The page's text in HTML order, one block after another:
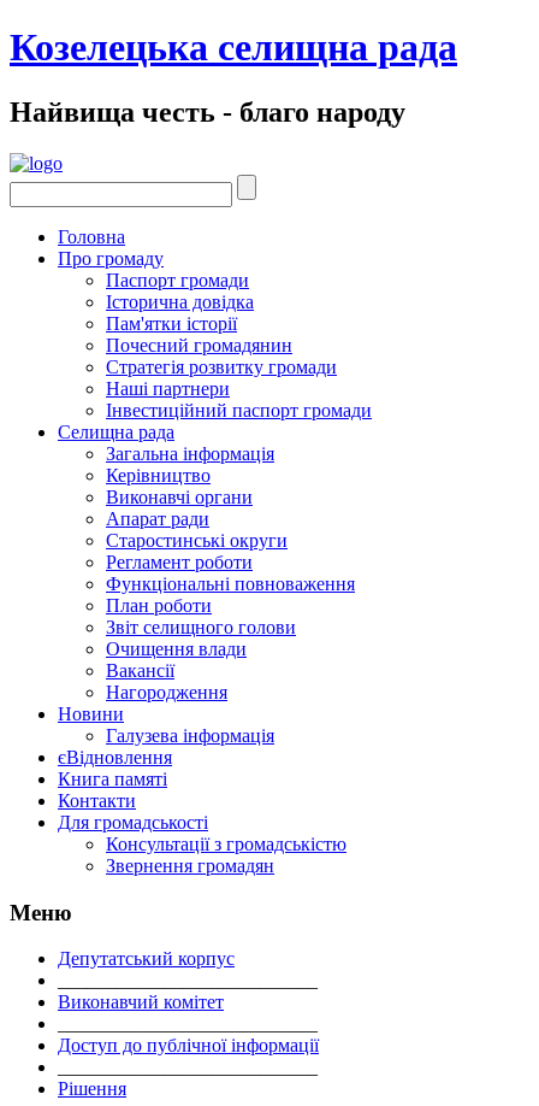
Козелецька селищна рада
Найвища честь - благо народу
Головна
Про громаду
Паспорт громади
Історична довідка
Пам'ятки історії
Почесний громадянин
Стратегія розвитку громади
Наші партнери
Інвестиційний паспорт громади
Селищна рада
Загальна інформація
Керівництво
Виконавчі органи
Апарат ради
Старостинські округи
Регламент роботи
Функціональні повноваження
План роботи
Звіт селищного голови
Очищення влади
Вакансії
Нагородження
Новини
Галузева інформація
єВідновлення
Книга памяті
Контакти
Для громадськості
Консультації з громадськістю
Звернення громадян
Меню
Депутатський корпус
Виконавчий комітет
Доступ до публічної інформації
Рішення